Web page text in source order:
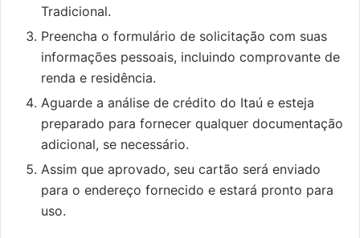
Tradicional.
Preencha o formulário de solicitação com suas
informações pessoais, incluindo comprovante de
renda e residência.
Aguarde a análise de crédito do Itaú e esteja
preparado para fornecer qualquer documentação
adicional, se necessário.
Assim que aprovado, seu cartão será enviado
para o endereço fornecido e estará pronto para
uso.